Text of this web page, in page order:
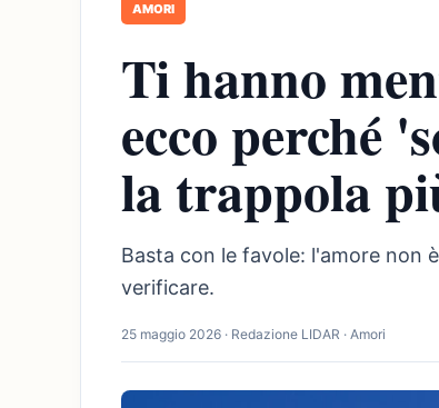
AMORI
Ti hanno
ecco perché
la trappola
Basta con le favole: l'amore non
verificare.
25 maggio 2026 · Redazione LIDAR · Amori